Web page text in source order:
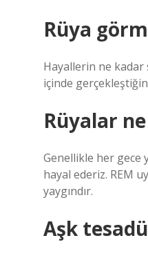
Rüya
Hayallerin ne kadar
içinde
Rüyalar
Genellikle her gece
hayal ederiz. REM
yaygındır.
Aşk